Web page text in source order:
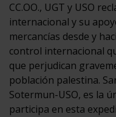
CC.OO., UGT y USO
internacional y su
mercancías desde y
control internacional
que perjudican
población palestina.
Sotermun-USO, es la
participa en esta